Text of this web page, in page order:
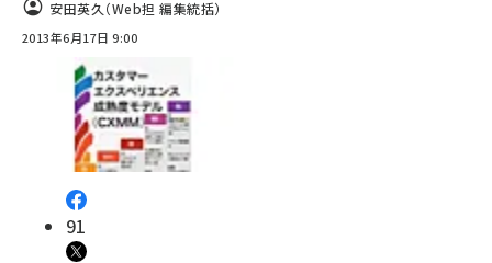
安田英久（Web担 編集統括）
2013年6月17日 9:00
91